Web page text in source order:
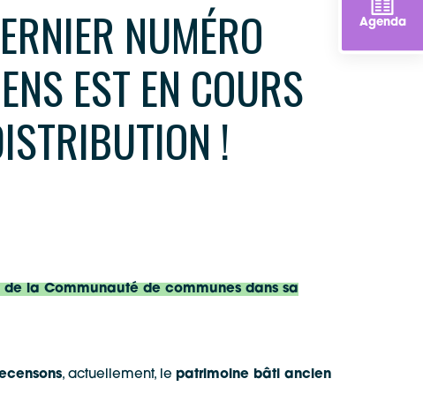
Agenda
NUMÉRO
EST EN COURS
!
la Communauté de communes dans sa
, actuellement, le patrimoine bâti ancien